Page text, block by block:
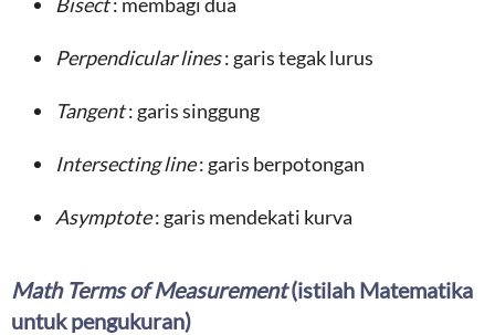
Perpendicular lines: garis tegak lurus
Tangent: garis singgung
Intersecting line: garis berpotongan
Asymptote: garis mendekati kurva
Math Terms of Measurement(istilah Matematika
untuk pengukuran)